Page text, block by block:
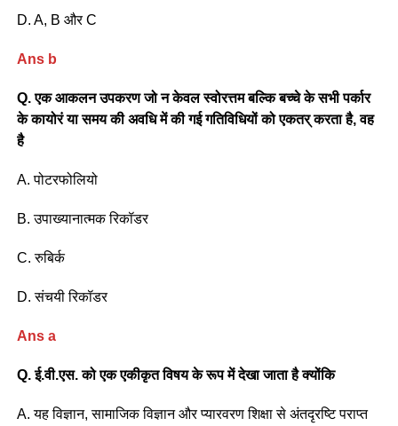
D. A, B और C
Ans b
Q. एक आकलन उपकरण जो न केवल स्वोरत्तम बल्कि बच्चे के सभी पर्कार
के कायोरं या समय की अवधि में की गई गतिविधियों को एकतर् करता है, वह
है
A. पोटरफोलियो
B. उपाख्यानात्मक रिकॉडर
C. रुबिर्क
D. संचयी रिकॉडर
Ans a
Q. ई.वी.एस. को एक एकीकृत विषय के रूप में देखा जाता है क्योंकि
A. यह विज्ञान, सामाजिक विज्ञान और प्यारवरण शिक्षा से अंतदृरष्टि पराप्त